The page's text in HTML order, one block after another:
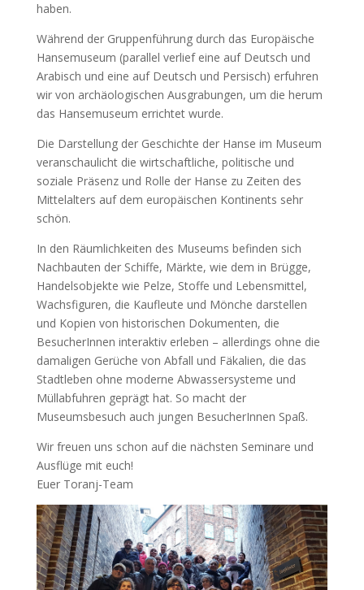
haben.
Während der Gruppenführung durch das Europäische
Hansemuseum (parallel verlief eine auf Deutsch und
Arabisch und eine auf Deutsch und Persisch) erfuhren
wir von archäologischen Ausgrabungen, um die herum
das Hansemuseum errichtet wurde.
Die Darstellung der Geschichte der Hanse im Museum
veranschaulicht die wirtschaftliche, politische und
soziale Präsenz und Rolle der Hanse zu Zeiten des
Mittelalters auf dem europäischen Kontinents sehr
schön.
In den Räumlichkeiten des Museums befinden sich
Nachbauten der Schiffe, Märkte, wie dem in Brügge,
Handelsobjekte wie Pelze, Stoffe und Lebensmittel,
Wachsfiguren, die Kaufleute und Mönche darstellen
und Kopien von historischen Dokumenten, die
BesucherInnen interaktiv erleben – allerdings ohne die
damaligen Gerüche von Abfall und Fäkalien, die das
Stadtleben ohne moderne Abwassersysteme und
Müllabfuhren geprägt hat. So macht der
Museumsbesuch auch jungen BesucherInnen Spaß.
Wir freuen uns schon auf die nächsten Seminare und
Ausflüge mit euch!
Euer Toranj-Team